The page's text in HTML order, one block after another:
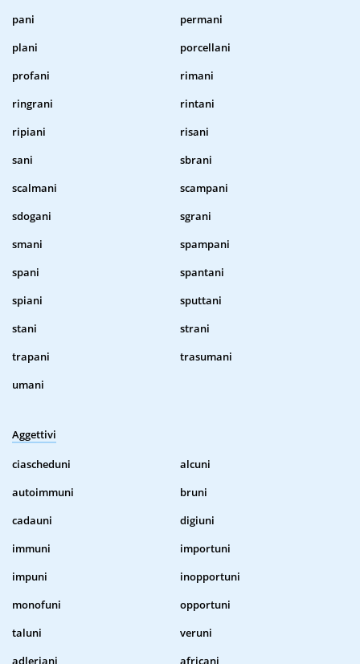
pani
permani
plani
porcellani
profani
rimani
ringrani
rintani
ripiani
risani
sani
sbrani
scalmani
scampani
sdogani
sgrani
smani
spampani
spani
spantani
spiani
sputtani
stani
strani
trapani
trasumani
umani
Aggettivi
ciascheduni
alcuni
autoimmuni
bruni
cadauni
digiuni
immuni
importuni
impuni
inopportuni
monofuni
opportuni
taluni
veruni
adleriani
africani